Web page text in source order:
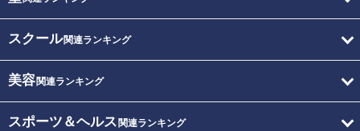
スクール関連ランキング
美容関連ランキング
スポーツ＆ヘルス 関連ランキング